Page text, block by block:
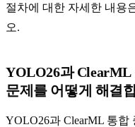
절차에 대한 자세한 내용
오.
YOLO26과 ClearML
문제를 어떻게 해결
YOLO26과 ClearML 통합